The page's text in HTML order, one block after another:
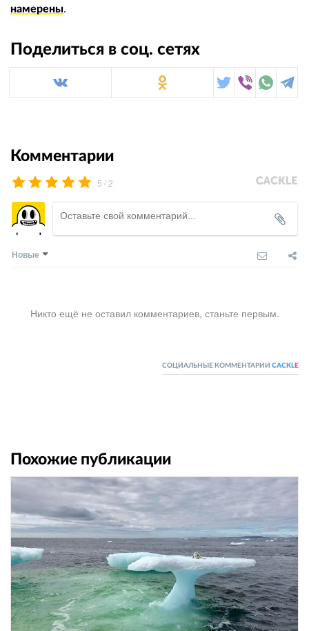
намерены.
Поделиться в соц. сетях
Комментарии
5 /2
Новые
Никто ещё не оставил комментариев, станьте первым.
СОЦИАЛЬНЫЕ КОММЕНТАРИИ CACKL E
Похожие публикации